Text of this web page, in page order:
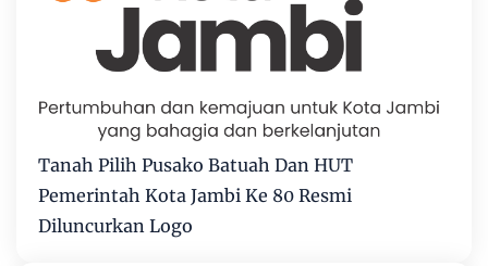
Tanah Pilih Pusako Batuah Dan HUT
Pemerintah Kota Jambi Ke 80 Resmi
Diluncurkan Logo